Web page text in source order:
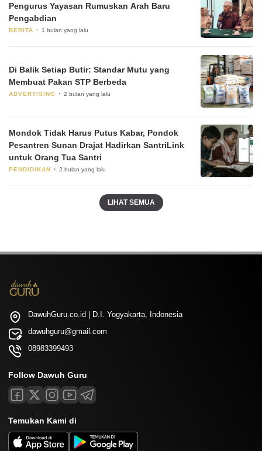
Pengurus Yayasan Rumuskan Arah Baru
Pengabdian
BERITA 1 bulan yang lalu
Di Balik Setiap Butir: Standar Mutu yang
Membuat Pakan STP Berbeda
ADVERTISING 2 bulan yang lalu
Mondok Tidak Harus Putus Kabar, Pondok
Pesantren Sunan Drajat Hadirkan SantriLink
untuk Orang Tua Santri
PENDIDIKAN 2 bulan yang lalu
LIHAT SEMUA
DawuhGuru.co.id | D.I. Yogyakarta, Indonesia
dawuhguru@gmail.com
08983399493
Follow Dawuh Guru
Temukan Kami di